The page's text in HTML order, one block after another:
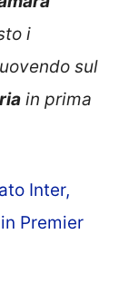
i
sul
in prima
Inter,
Premier